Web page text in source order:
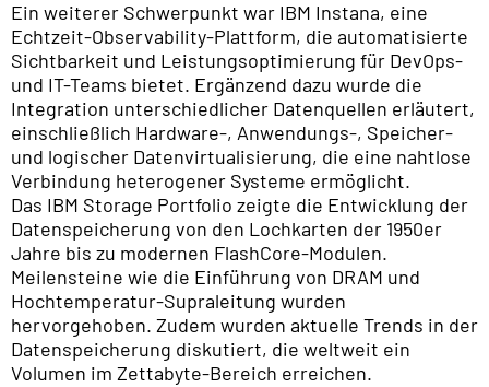
Ein weiterer Schwerpunkt war IBM Instana, eine
Echtzeit-Observability-Plattform, die automatisierte
Sichtbarkeit und Leistungsoptimierung für DevOps-
und IT-Teams bietet. Ergänzend dazu wurde die
Integration unterschiedlicher Datenquellen erläutert,
einschließlich Hardware-, Anwendungs-, Speicher-
und logischer Datenvirtualisierung, die eine nahtlose
Verbindung heterogener Systeme ermöglicht.
Das IBM Storage Portfolio zeigte die Entwicklung der
Datenspeicherung von den Lochkarten der 1950er
Jahre bis zu modernen FlashCore-Modulen.
Meilensteine wie die Einführung von DRAM und
Hochtemperatur-Supraleitung wurden
hervorgehoben. Zudem wurden aktuelle Trends in der
Datenspeicherung diskutiert, die weltweit ein
Volumen im Zettabyte-Bereich erreichen.